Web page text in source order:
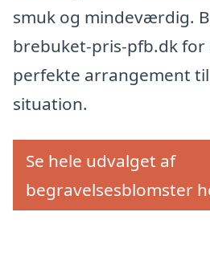
smuk og mindeværdig.
brebuket-pris-pfb.dk
perfekte arrangement
situation.
Se hele udvalget af
begravelsesblomster